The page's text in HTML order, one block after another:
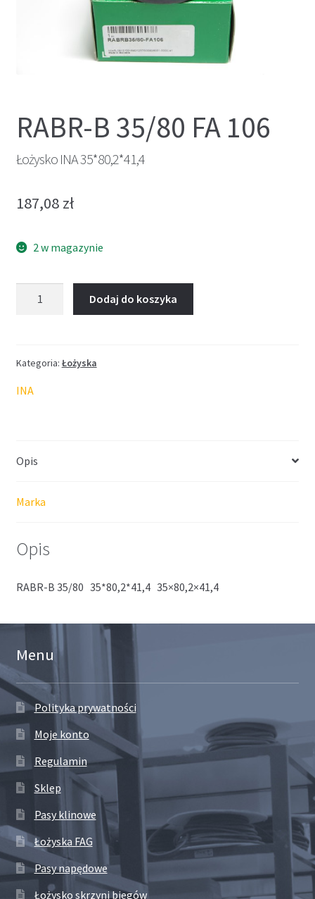
RABR-B 35/80 FA 106
Łożysko INA 35*80,2*41,4
187,08 zł
2 w magazynie
Dodaj do koszyka
Kategoria: Łożyska
INA
Opis
Marka
Opis
RABR-B 35/80 35*80,2*41,4 35×80,2×41,4
Menu
Polityka prywatności
Moje konto
Regulamin
Sklep
Pasy klinowe
Łożyska FAG
Pasy napędowe
Łożysko skrzyni biegów